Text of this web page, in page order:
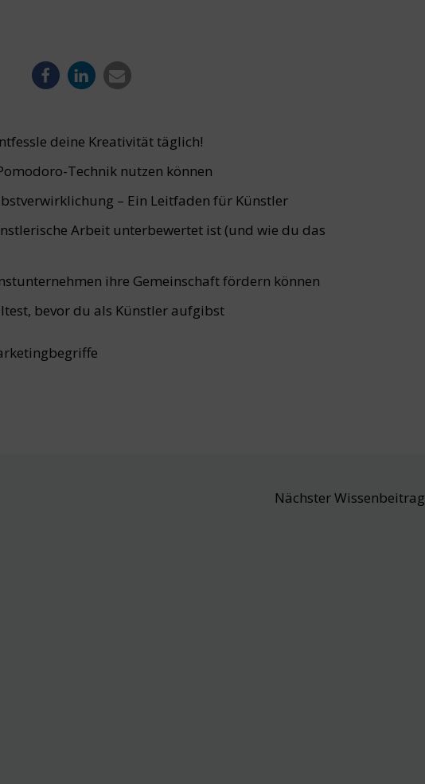
deine Kreativität täglich!
Technik nutzen können
– Ein Leitfaden für Künstler
Arbeit unterbewertet ist (und wie du das
ihre Gemeinschaft fördern können
bevor du als Künstler aufgibst
Nächster Wissenbeitrag